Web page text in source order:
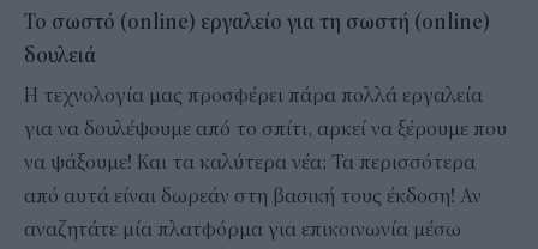
Το σωστό (online) εργαλείο για τη σωστή (online)
δουλειά
Η τεχνολογία μας προσφέρει πάρα πολλά εργαλεία
για να δουλέψουμε από το σπίτι, αρκεί να ξέρουμε που
να ψάξουμε! Και τα καλύτερα νέα; Τα περισσότερα
από αυτά είναι δωρεάν στη βασική τους έκδοση! Αν
αναζητάτε μία πλατφόρμα για επικοινωνία μέσω